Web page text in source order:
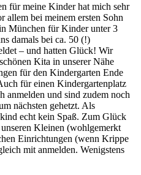
für meine Kinder hat mich sehr
allem bei meinem ersten Sohn
München für Kinder unter 3
damals bei ca. 50 (!)
– und hatten Glück! Wir
Kita in unserer Nähe
für den Kindergarten Ende
für einen Kindergartenplatz
anmelden und sind zudem noch
nächsten gehetzt. Als
echt kein Spaß. Zum Glück
Kleinen (wohlgemerkt
Einrichtungen (wenn Krippe
mit anmelden. Wenigstens